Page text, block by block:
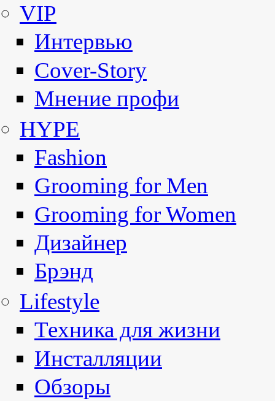
VIP
Интервью
Cover-Story
Мнение профи
HYPE
Fashion
Grooming for Men
Grooming for Women
Дизайнер
Брэнд
Lifestyle
Техника для жизни
Инсталляции
Обзоры